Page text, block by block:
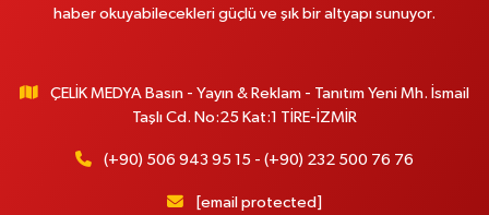
haber okuyabilecekleri güçlü ve şık bir altyapı sunuyor.
ÇELİK MEDYA Basın - Yayın & Reklam - Tanıtım Yeni Mh. İsmail
Taşlı Cd. No:25 Kat:1 TİRE-İZMİR
(+90) 506 943 95 15 - (+90) 232 500 76 76
[email protected]